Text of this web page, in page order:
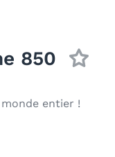
850
entier !